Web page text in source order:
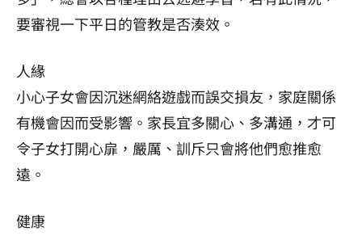
要審視一下平日的管教是否湊效。
人緣
小心子女會因沉迷網絡遊戲而誤交損友，家庭關係
有機會因而受影響。家長宜多關心、多溝通，才可
令子女打開心扉，嚴厲、訓斥只會將他們愈推愈
遠。
健康